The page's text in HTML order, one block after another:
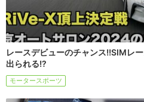
レースデビューのチャンス!!SIMレ
出られる!?
モータースポーツ